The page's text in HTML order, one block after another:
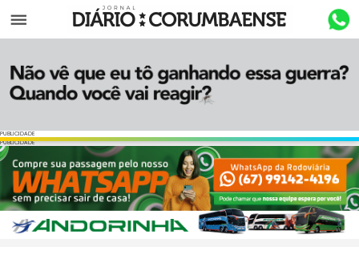
Menu
PUBLICIDADE
PUBLICIDADE